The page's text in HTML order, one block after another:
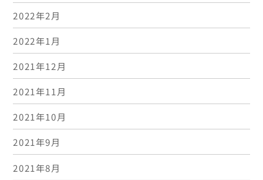
2022年2月
2022年1月
2021年12月
2021年11月
2021年10月
2021年9月
2021年8月